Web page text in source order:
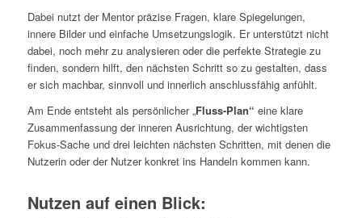
Dabei nutzt der Mentor präzise Fragen, klare Spiegelungen,
innere Bilder und einfache Umsetzungslogik. Er unterstützt nicht
dabei, noch mehr zu analysieren oder die perfekte Strategie zu
finden, sondern hilft, den nächsten Schritt so zu gestalten, dass
er sich machbar, sinnvoll und innerlich anschlussfähig anfühlt.
Am Ende entsteht als persönlicher „Fluss-Plan“ eine klare
Zusammenfassung der inneren Ausrichtung, der wichtigsten
Fokus-Sache und drei leichten nächsten Schritten, mit denen die
Nutzerin oder der Nutzer konkret ins Handeln kommen kann.
Nutzen auf einen Blick: